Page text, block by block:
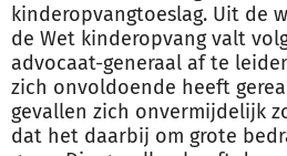
kinderopvangtoeslag. Uit de
de Wet kinderopvang valt
advocaat-generaal af te
zich onvoldoende heeft
gevallen zich onvermijdelijk
dat het daarbij om grote